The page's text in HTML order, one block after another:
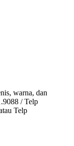
warna, dan
/ Telp
Telp